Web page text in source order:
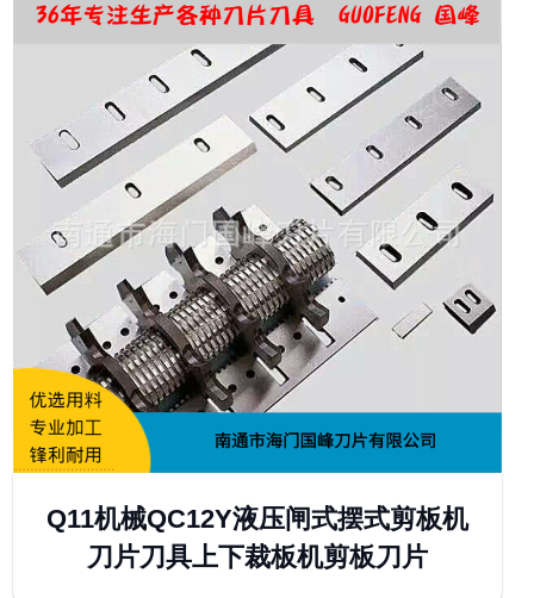
Q11机械QC12Y液压闸式摆式剪板机
刀片刀具上下裁板机剪板刀片